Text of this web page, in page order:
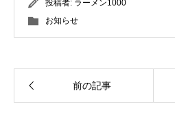
投稿者: ラーメン1000
お知らせ
前の記事